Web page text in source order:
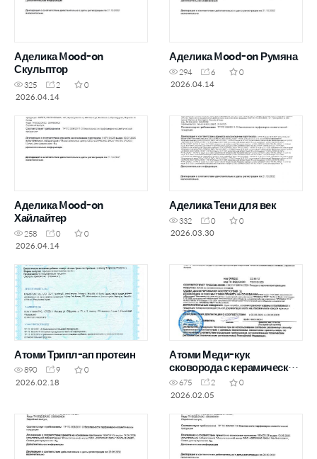
Аделика Mood-on
Скульптор
325 2
0
2026.04.14
Аделика Mood-on Румяна
294 6
0
2026.04.14
Аделика Mood-on
Хайлайтер
258 0
0
2026.04.14
Аделика Тени для век
332 0
0
2026.03.30
Атоми Трипл-ап протеин
890 9
0
2026.02.18
Атоми Меди-кук
сковорода с керамическим
покрытием (24 см)
675 2
0
2026.02.05